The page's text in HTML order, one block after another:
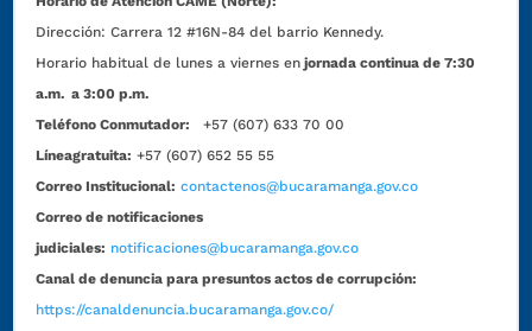
Dirección:Carrera 12 #16N-84 del barrio Kennedy.
Horario habitual de lunes a viernes en jornada continua de 7:30
a.m. a 3:00 p.m.
Teléfono Conmutador:
+57 (607) 633 70 00
Líneagratuita: +57 (607) 652 55 55
Correo Institucional: contactenos@bucaramanga.gov.co
Correo de notificaciones
judiciales: notificaciones@bucaramanga.gov.co
Canal de denuncia para presuntos actos de corrupción:
https://canaldenuncia.bucaramanga.gov.co/